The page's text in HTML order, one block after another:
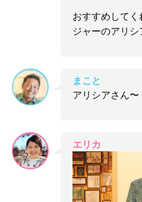
おすすめして
ジャーのアリシ
まこと
アリシアさん〜
エリカ